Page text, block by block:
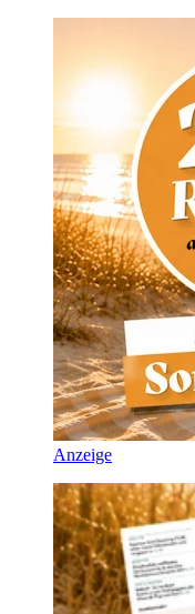
Anzeige